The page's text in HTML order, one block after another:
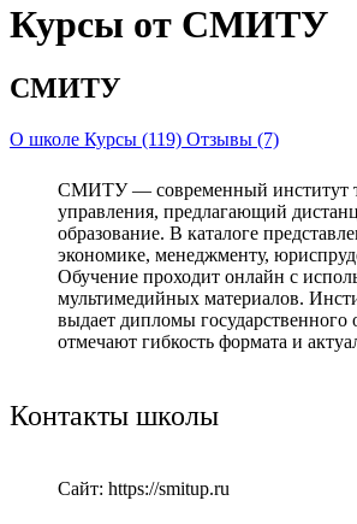
Курсы от СМИТУ
СМИТУ
О школе Курсы (119) Отзывы (7)
СМИТУ — современный институт
управления, предлагающий
образование. В каталоге
экономике, менеджменту,
Обучение проходит онлайн с
мультимедийных материалов.
выдает дипломы государственного
отмечают гибкость формата и
Контакты школы
Сайт: https://smitup.ru